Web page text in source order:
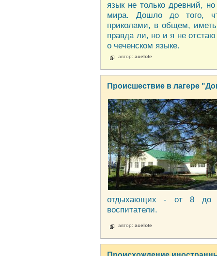
язык не только древний,
мира. Дошло до того,
приколами, в общем,
правда ли, но и я не
о чеченском языке.
автор: acelote
Происшествие в лагере
отдыхающих - от 8 до
воспитатели.
автор: acelote